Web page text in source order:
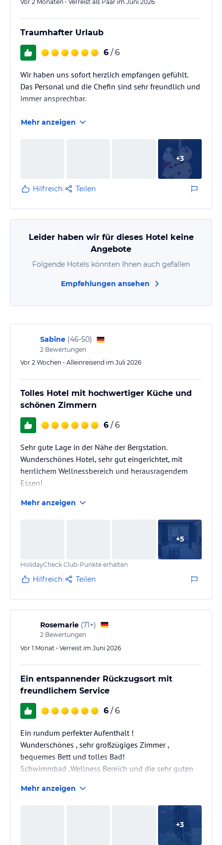
Vor 2 Monaten • Verreist als Paar im Juni 2026
Traumhafter Urlaub
6 / 6
Wir haben uns sofort herzlich empfangen gefühlt.
Das Personal und die Chefin sind sehr freundlich und
immer ansprechbar.
Mehr anzeigen
+3
Hilfreich Teilen
Leider haben wir für dieses Hotel keine
Angebote
Folgende Hotels könnten Ihnen auch gefallen
Empfehlungen ansehen
Sabine (46-50)
2 Bewertungen
Vor 2 Wochen • Alleinreisend im Juli 2026
Tolles Hotel mit hochwertiger Küche und
schönen Zimmern
6 / 6
Sehr gute Lage in der Nähe der Bergstation.
Wunderschönes Hotel, sehr gut eingerichtet, mit
herrlichem Wellnessbereich und herausragendem
Essen!
Mehr anzeigen
+5
HolidayCheck Club-Punkte erhalten
Hilfreich Teilen
Rosemarie (71+)
2 Bewertungen
Vor 1 Monat • Verreist im Juni 2026
Ein entspannender Rückzugsort mit
freundlichem Service
6 / 6
Ein rundum perfekter Aufenthalt !
Wunderschönes , sehr großzügiges Zimmer ,
bequemes Bett und tolles Bad!
Schwimmbad ,Wellness Bereich und die sehr guten
Besonders hervorzuheben , das leckere Menü am
Abend , das keine Wünsche offen lässt und die immer
Mehr anzeigen
+3